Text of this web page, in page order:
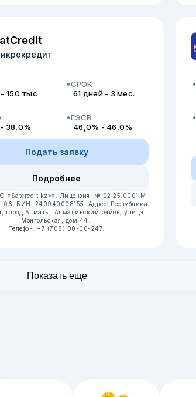
150 тыс
СРОК
61 дней - 3 мес.
38,0%
ГЭСВ
46,0% - 46,0%
Подать заявку
Подробнее
Лицензия: № 02.25.0001.М
06. БИН: 240940008155. Адрес: Республика
город Алматы, Алмалинский район, улица
Монгольская, дом 44..
Телефон: +7 (708) 00-00-247.
Показать еще